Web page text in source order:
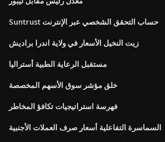
Suntrust حساب التحقق الشخصي عبر الإنترنت
زيت النخيل الأسعار في ولاية اندرا براديش
مستقبل الرعاية الطبية أستراليا
خلق مؤشر سوق الأسهم المخصصة
فهرسة استراتيجيات تكافؤ المخاطر
السماسرة التفاعلية أسعار صرف العملات الأجنبية